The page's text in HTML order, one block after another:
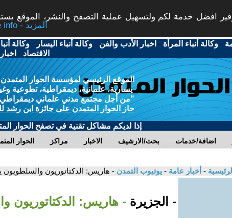
افضل خدمة لكم ولتسهيل عملية التصفح والنشر، الموقع
More info - المزيد
-وكالة أنباء المرأة - اخبار الأدب والفن -وكالة أنباء اليسار -وكالة
الاقتصاد -
الموقع الرئيسي لمؤسسة الحوار المتمدن
يسارية، علمانية، ديمقراطية، تطوعية
"من أجل مجتمع مدني علماني ديمقراطي
حاز الحوار المتمدن على جائزة ابن رشد
إذا لديكم مشاكل تقنية في تصفح الحوار
الحوار مراكز الاخبار بحث/الارشيف اضافة/خدمات
- أخبار عامة - يوتيوب التمدن - هاريس: الدكتاتوريون
- الجزيرة - هاريس: